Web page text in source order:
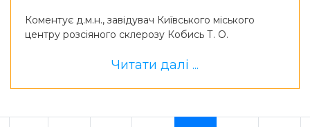
Коментує д.м.н., завідувач Київського міського
центру розсіяного склерозу Кобись Т. О.
Читати далі ...